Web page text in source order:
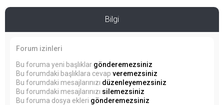
Bilgi
Forum izinleri
Bu foruma yeni başlıklar gönderemezsiniz
Bu forumdaki başlıklara cevap veremezsiniz
Bu forumdaki mesajlarınızı düzenleyemezsiniz
Bu forumdaki mesajlarınızı silemezsiniz
Bu foruma dosya ekleri gönderemezsiniz